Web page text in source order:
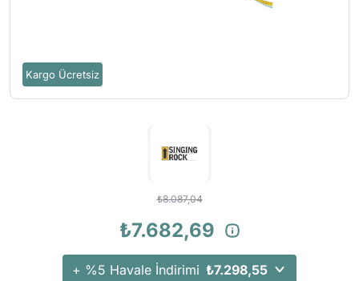
Kargo Ücretsiz
₺8.087,04
₺7.682,69
+ %5 Havale İndirimi ₺7.298,55